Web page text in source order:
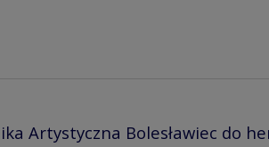
Artystyczna Bolesławiec do